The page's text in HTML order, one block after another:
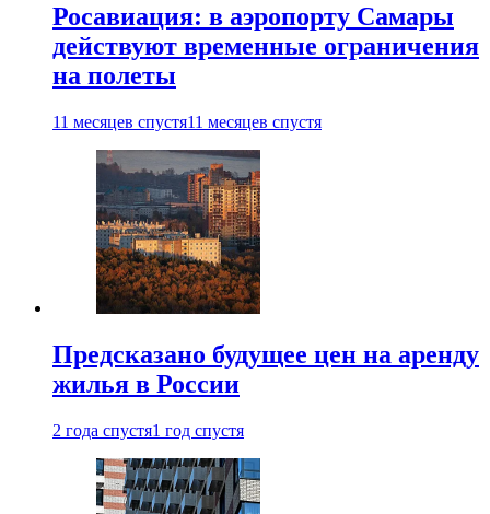
Росавиация: в аэропорту Самары
действуют временные ограничения
на полеты
11 месяцев спустя11 месяцев спустя
Предсказано будущее цен на аренду
жилья в России
2 года спустя1 год спустя